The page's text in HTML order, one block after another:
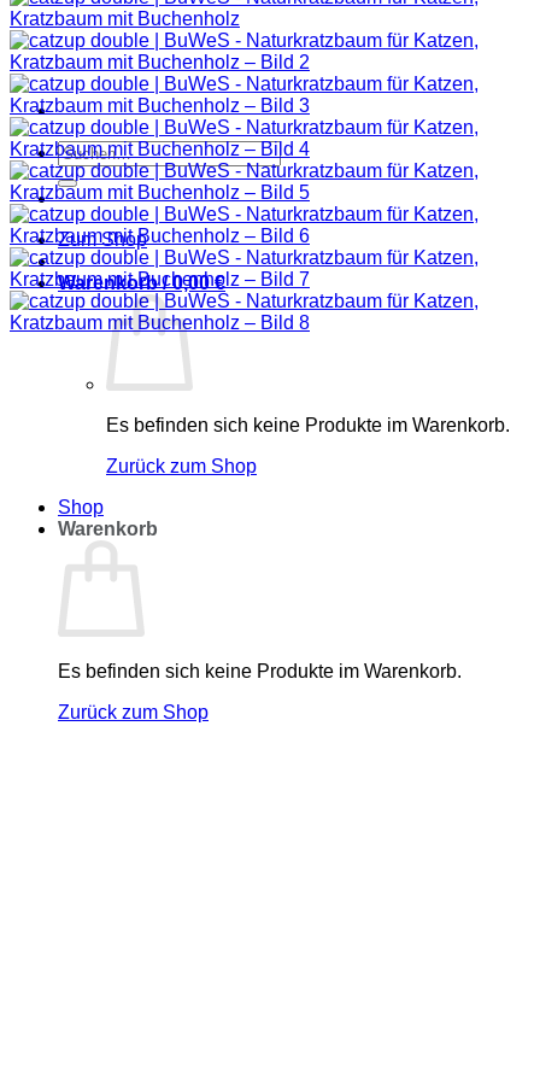
Suchen
nach:
Zum Shop
Warenkorb /0,00€
Es befinden sich keine Produkte im Warenkorb.
Zurück zum Shop
Shop
Warenkorb
Es befinden sich keine Produkte im Warenkorb.
Zurück zum Shop